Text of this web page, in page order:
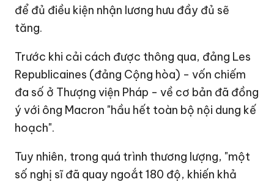
để đủ điều kiện nhận lương hưu đầy đủ sẽ
tăng.
Trước khi cải cách được thông qua, đảng Les
Republicaines (đảng Cộng hòa) - vốn chiếm
đa số ở Thượng viện Pháp - về cơ bản đã đồng
ý với ông Macron "hầu hết toàn bộ nội dung kế
hoạch".
Tuy nhiên, trong quá trình thương lượng, "một
số nghị sĩ đã quay ngoắt 180 độ, khiến khả